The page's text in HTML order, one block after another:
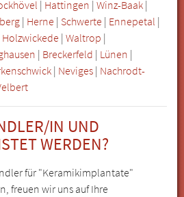
| Hattingen | Winz-Baak |
| Herne | Schwerte | Ennepetal |
Holzwickede | Waltrop |
| Breckerfeld | Lünen |
| Neviges | Nachrodt-
IN UND
WERDEN?
für "Keramikimplantate"
freuen wir uns auf Ihre